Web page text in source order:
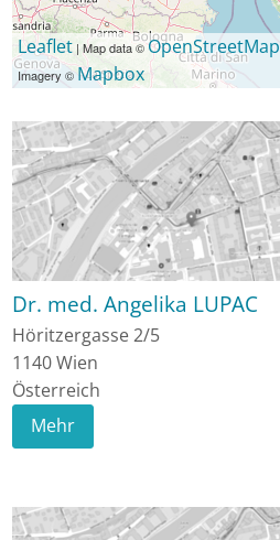
Leaflet | Map data ©OpenStreetMap
Imagery © Mapbox
Dr. med. Angelika LUPAC
Höritzergasse 2/5
1140Wien
Österreich
Mehr